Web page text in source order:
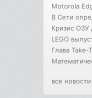
Motorola
В Сети
Кризис ОЗУ
LEGO
Глава Take-
все новости